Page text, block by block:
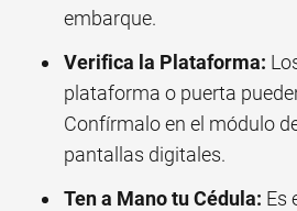
embarque.
Verifica la Plataforma:
plataforma o puerta
Confírmalo en el módulo
pantallas digitales.
Ten a Mano tu Cédula: Es